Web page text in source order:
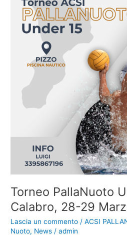
Torneo PallaNuoto
Calabro, 28-29
Lascia un commento /ACSI
Nuoto, News /admin